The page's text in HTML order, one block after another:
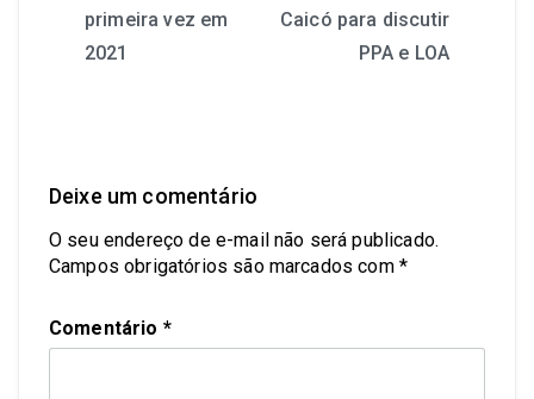
primeira vez em
2021
Caicó para discutir
PPA e LOA
Deixe um comentário
O seu endereço de e-mail não será publicado.
Campos obrigatórios são marcados com *
Comentário *